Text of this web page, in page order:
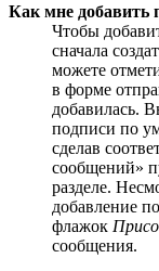
Как мне добавить
Чтобы
сначала
можете
в форме
добавилась.
подписи по
сделав
сообщений»
разделе.
добавление
флажок
сообщения.